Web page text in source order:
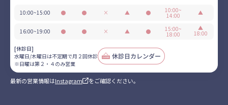
10:00~15:00
●
業
●
業
×
診
▲
定
期
月
２
回
休
診
●
業
10:00~
14:00
▲
曜
は
み
16:00~19:00
●
●
×
診
▲
定
期
で
回
●
業
15:00~
18:00
▲
18:00
[休診日]
水曜日/木曜日は不定期で月２回休診
※日曜は第２・４のみ営業
最新の営業情報はInstagram をご確認ください。